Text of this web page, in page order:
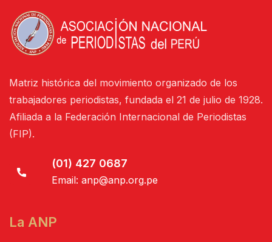
Matriz histórica del movimiento organizado de los
trabajadores periodistas, fundada el 21 de julio de 1928.
Afiliada a la Federación Internacional de Periodistas
(FIP).
(01) 427 0687
Email: anp@anp.org.pe
La ANP